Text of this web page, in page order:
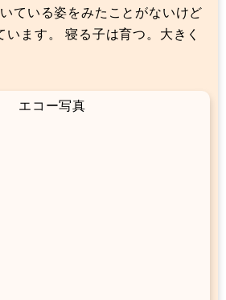
ている姿をみたことがないけど
ます。 寝る子は育つ。大きく